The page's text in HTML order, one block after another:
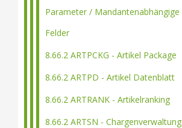
Parameter / Mandantenabhängige
Felder
8.66.2 ARTPCKG - Artikel Package
8.66.2 ARTPD - Artikel Datenblatt
8.66.2 ARTRANK - Artikelranking
8.66.2 ARTSN - Chargenverwaltung